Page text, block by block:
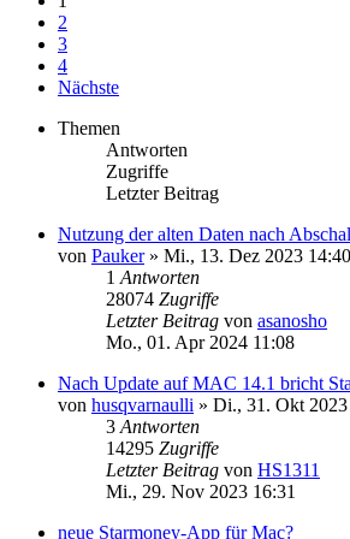
2
3
4
Nächste
Themen
Antworten
Zugriffe
Letzter Beitrag
Nutzung der alten Daten nach
von Pauker» Mi., 13. Dez 2023 14:40
1 Antworten
28074 Zugriffe
Letzter Beitrag von asanosho
Mo., 01. Apr 2024 11:08
Nach Update auf MAC 14.1 bricht
von husqvarnaulli » Di., 31. Okt
3 Antworten
14295 Zugriffe
Letzter Beitrag von HS1311
Mi., 29. Nov 2023 16:31
neue Starmoney-App für Mac?